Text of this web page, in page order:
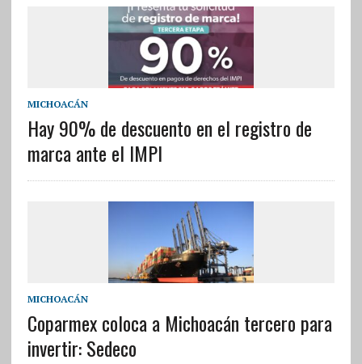
MICHOACÁN
Hay 90% de descuento en el registro de
marca ante el IMPI
MICHOACÁN
Coparmex coloca a Michoacán tercero para
invertir: Sedeco